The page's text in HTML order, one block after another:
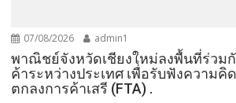
07/08/2026 admin1
พาณิชย์จังหวัดเชียงใหม่ลงพื้นที่ร่วมกั
ค้าระหว่างประเทศ เพื่อรับฟังความคิ
ตกลงการค้าเสรี (FTA) .